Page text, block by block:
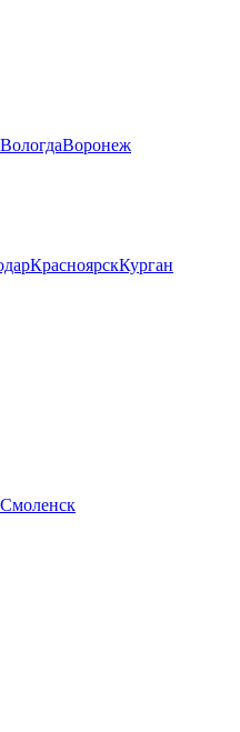
ВологдаВоронеж
КрасноярскКурган
Смоленск